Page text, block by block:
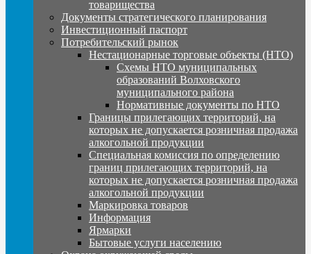
товарищества
Документы стратегического планирования
Инвестиционный паспорт
Потребительский рынок
Нестационарные торговые объекты (НТО)
Схемы НТО муниципальных
образований Волховского
муниципального района
Нормативные документы по НТО
Границы прилегающих территорий, на
которых не допускается розничная продажа
алкогольной продукции
Специальная комиссия по определению
границ прилегающих территорий, на
которых не допускается розничная продажа
алкогольной продукции
Маркировка товаров
Информация
Ярмарки
Бытовые услуги населению